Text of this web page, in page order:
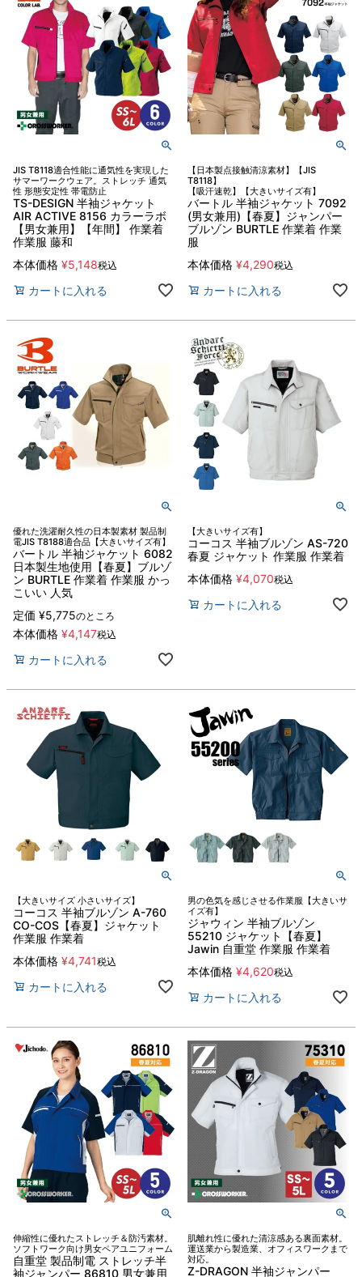
JIS T8118適合性能に通気性を実現した
サマーワークウェア。ストレッチ 通気
性 形態安定性 帯電防止
TS-DESIGN 半袖ジャケット
AIR ACTIVE 8156 カラーラボ
【男女兼用】【年間】 作業着
作業服 藤和
本体価格 ¥5,148税込
カートに入れる
【日本製点接触清涼素材】【JIS
T8118】
【吸汗速乾】【大きいサイズ有】
バートル 半袖ジャケット 7092
(男女兼用)【春夏】ジャンパー
ブルゾン BURTLE 作業着 作業
服
本体価格 ¥4,290税込
カートに入れる
優れた洗濯耐久性の日本製素材 製品制
電JIS T8188適合品【大きいサイズ有】
バートル 半袖ジャケット 6082
日本製生地使用【春夏】ブルゾ
ン BURTLE 作業着 作業服 かっ
こいい 人気
定価 ¥5,775のところ
本体価格 ¥4,147税込
カートに入れる
【大きいサイズ有】
コーコス 半袖ブルゾン AS-720
春夏 ジャケット 作業服 作業着
本体価格 ¥4,070税込
カートに入れる
【大きいサイズ 小さいサイズ】
コーコス 半袖ブルゾン A-760
CO-COS【春夏】ジャケット
作業服 作業着
本体価格 ¥4,741税込
カートに入れる
男の色気を感じさせる作業服【大きいサ
イズ有】
ジャウィン 半袖ブルゾン
55210 ジャケット【春夏】
Jawin 自重堂 作業服 作業着
本体価格 ¥4,620税込
カートに入れる
伸縮性に優れたストレッチ＆防汚素材。
ソフトワーク向け男女ペアユニフォーム
自重堂 製品制電 ストレッチ半
袖ジャンパー 86810 男女兼用
肌離れ性に優れた清涼感ある裏面素材。
運送業から製造業、オフィスワークまで
対応。
Z-DRAGON 半袖ジャンパー